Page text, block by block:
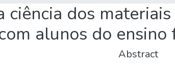
ciência dos
alunos do
Abstract